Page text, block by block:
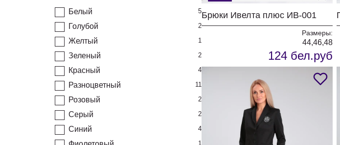
Белый 5
Голубой 2
Желтый 1
Зеленый 2
Красный 4
Разноцветный 11
Розовый 2
Серый 2
Синий 4
1
Брюки Ивелта плюс ИВ-001
Размеры:
44,46,48
124 бел.руб